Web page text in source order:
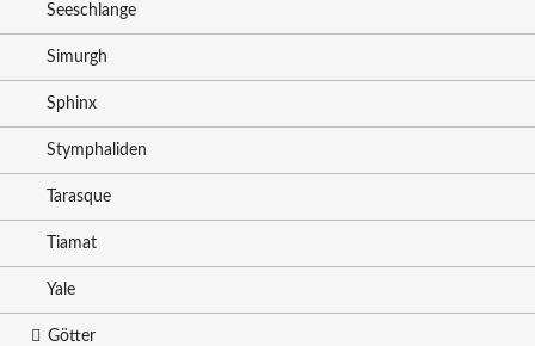
Seeschlange
Simurgh
Sphinx
Stymphaliden
Tarasque
Tiamat
Yale
Götter